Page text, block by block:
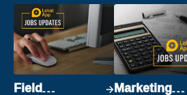
Field Marketing